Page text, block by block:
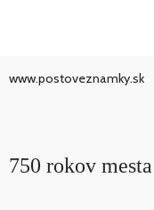
www.postoveznamky.sk
750 rokov